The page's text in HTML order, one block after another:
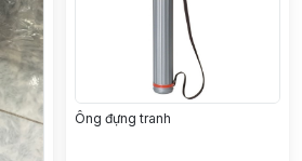
Ông đựng tranh